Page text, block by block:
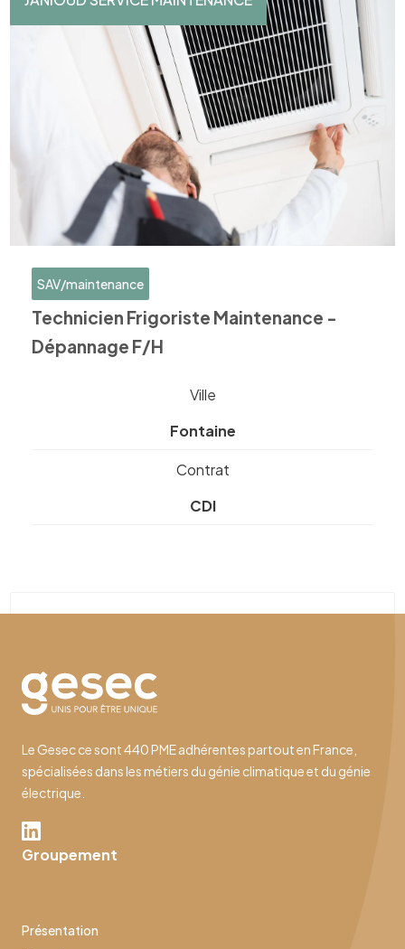
SAV/maintenance
Technicien Frigoriste Maintenance -
Dépannage F/H
Ville
Fontaine
Contrat
CDI
Le Gesec ce sont 440 PME adhérentes partout en France,
spécialisées dans les métiers du génie climatique et du génie
électrique.
Groupement
Présentation